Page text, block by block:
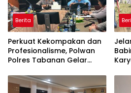
Berita
Perkuat Kekompakan dan
Profesionalisme, Polwan
Polres Tabanan Gelar